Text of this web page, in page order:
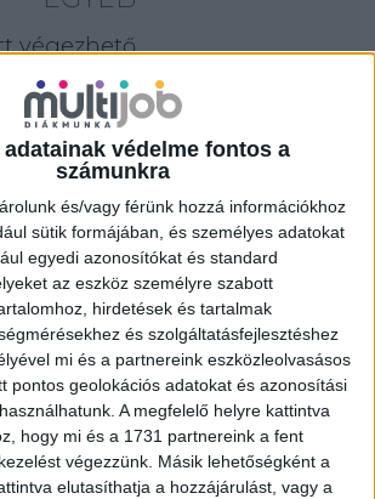
adatainak védelme fontos a
számunkra
és/vagy férünk hozzá információkhoz
sütik formájában, és személyes adatokat
egyedi azonosítókat és standard
az eszköz személyre szabott
hirdetések és tartalmak
és szolgáltatásfejlesztéshez
mi és a partnereink eszközleolvasásos
pontos geolokációs adatokat és azonosítási
A megfelelő helyre kattintva
hogy mi és a 1731 partnereink a fent
végezzünk. Másik lehetőségként a
elutasíthatja a hozzájárulást, vagy a
végezhető
(külföldieknek)
Szűrés